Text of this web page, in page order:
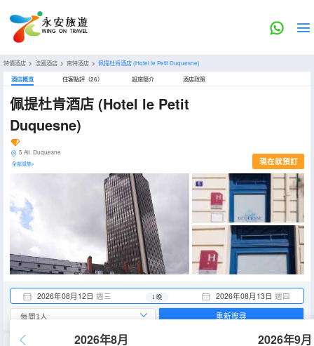
特價酒店 > 法國酒店 > 南特酒店 > 佩提杜肯酒店(Hotel le Petit Duquesne)
酒店概览 住客點評（26） 設施簡介 酒店政策
佩提杜肯酒店 (Hotel le Petit
Duquesne)
5 All. Duquesne
全部設施> 現在就預訂
2026年08月12日 週三 2026年08月13日 週四
1 晚
2026年8月 2026年9月
重新搜尋